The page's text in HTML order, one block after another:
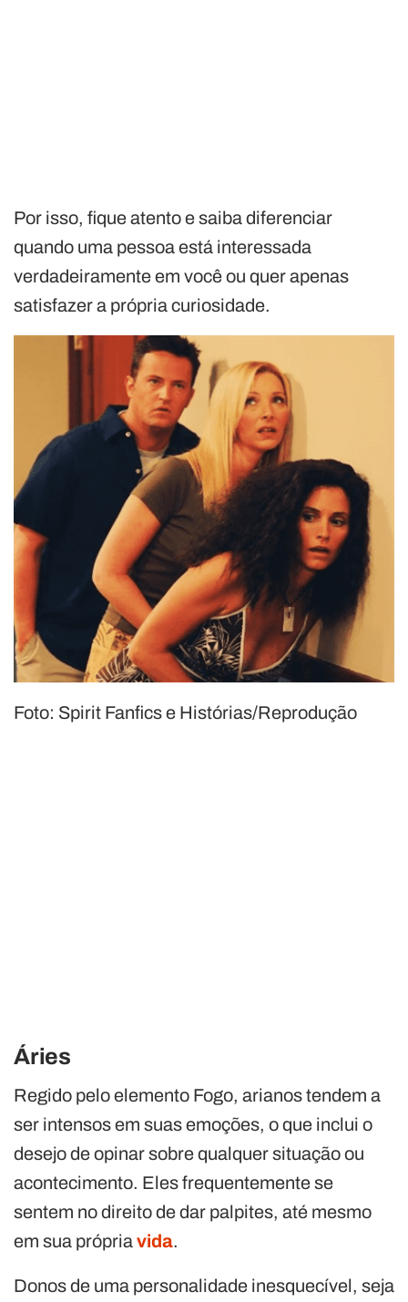
Por isso, fique atento e saiba diferenciar
quando uma pessoa está interessada
verdadeiramente em você ou quer apenas
satisfazer a própria curiosidade.
Foto: Spirit Fanfics e Histórias/Reprodução
Áries
Regido pelo elemento Fogo, arianos tendem a
ser intensos em suas emoções, o que inclui o
desejo de opinar sobre qualquer situação ou
acontecimento. Eles frequentemente se
sentem no direito de dar palpites, até mesmo
em sua própriavida.
Donos de uma personalidade inesquecível, seja